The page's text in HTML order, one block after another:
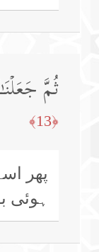
ثُمَّ
﴿13﴾
پھر
ہوئی